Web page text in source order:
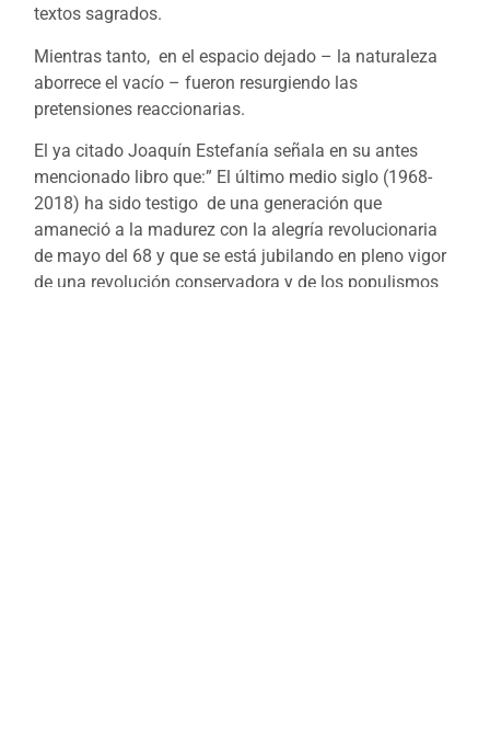
textos sagrados.
Mientras tanto, en el espacio dejado – la naturaleza
aborrece el vacío – fueron resurgiendo las
pretensiones reaccionarias.
El ya citado Joaquín Estefanía señala en su antes
mencionado libro que:” El último medio siglo (1968-
2018) ha sido testigo de una generación que
amaneció a la madurez con la alegría revolucionaria
de mayo del 68 y que se está jubilando en pleno vigor
de una revolución conservadora y de los populismos